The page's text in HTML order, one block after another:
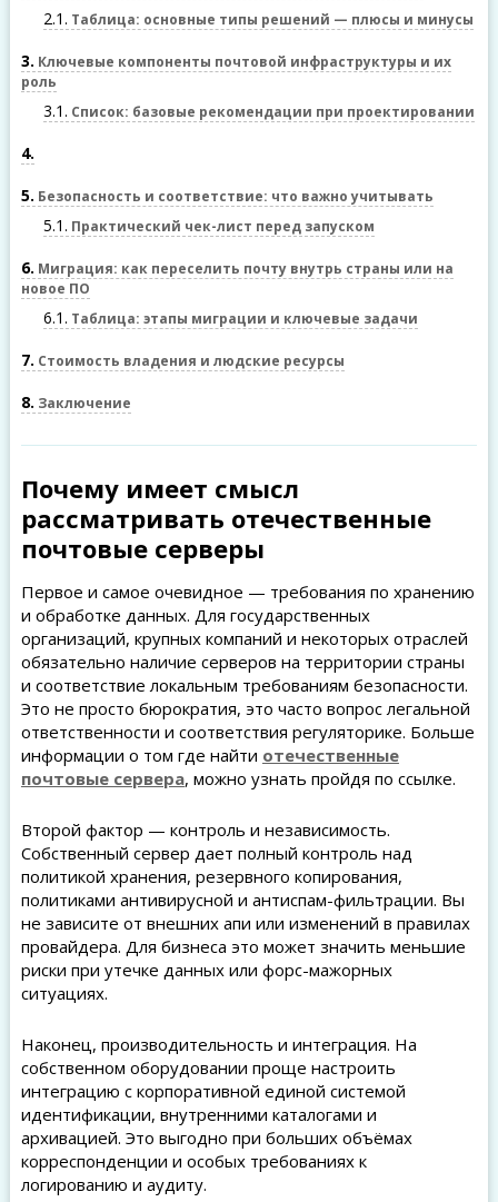
2.1 Таблица: основные типы решений — плюсы и минусы
3 Ключевые компоненты почтовой инфраструктуры и их
роль
3.1 Список: базовые рекомендации при проектировании
4
5 Безопасность и соответствие: что важно учитывать
5.1 Практический чек-лист перед запуском
6 Миграция: как переселить почту внутрь страны или на
новое ПО
6.1 Таблица: этапы миграции и ключевые задачи
7 Стоимость владения и людские ресурсы
8 Заключение
Почему имеет смысл
рассматривать отечественные
почтовые серверы
Первое и самое очевидное — требования по хранению
и обработке данных. Для государственных
организаций, крупных компаний и некоторых отраслей
обязательно наличие серверов на территории страны
и соответствие локальным требованиям безопасности.
Это не просто бюрократия, это часто вопрос легальной
ответственности и соответствия регуляторике. Больше
информации о том где найти отечественные
почтовые сервера, можно узнать пройдя по ссылке.
Второй фактор — контроль и независимость.
Собственный сервер дает полный контроль над
политикой хранения, резервного копирования,
политиками антивирусной и антиспам-фильтрации. Вы
не зависите от внешних апи или изменений в правилах
провайдера. Для бизнеса это может значить меньшие
риски при утечке данных или форс-мажорных
ситуациях.
Наконец, производительность и интеграция. На
собственном оборудовании проще настроить
интеграцию с корпоративной единой системой
идентификации, внутренними каталогами и
архивацией. Это выгодно при больших объёмах
корреспонденции и особых требованиях к
логированию и аудиту.